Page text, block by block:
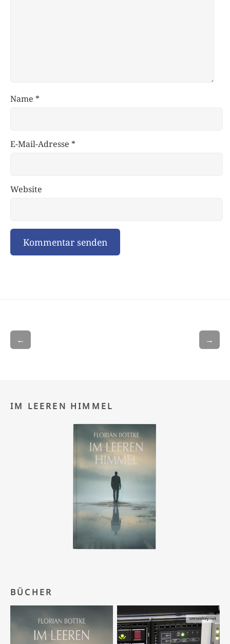
Name *
E-Mail-Adresse *
Website
← →
IM LEEREN HIMMEL
BÜCHER